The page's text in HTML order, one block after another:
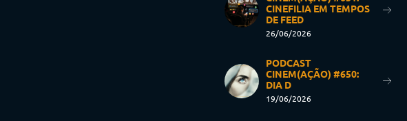
CINEFILIA EM TEMPOS
DE FEED
26/06/2026
PODCAST
CINEM(AÇÃO) #650:
DIA D
19/06/2026